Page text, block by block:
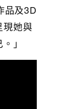
品及3D
現她與
」